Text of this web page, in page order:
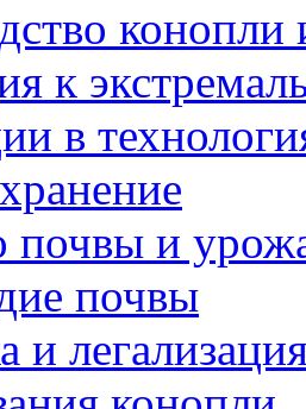
конопли
к
в
почвы и
почвы
и